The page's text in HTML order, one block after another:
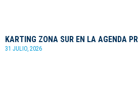
KARTING ZONA SUR EN LA AGENDA
31 JULIO, 2026